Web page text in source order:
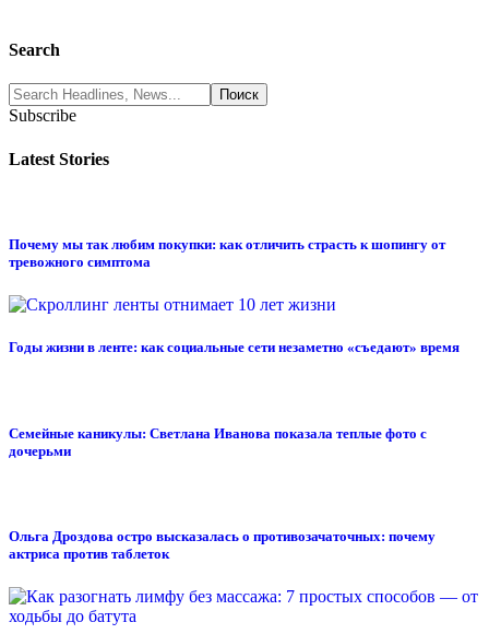
Search
Subscribe
Latest Stories
Почему мы так любим покупки: как отличить страсть к шопингу от
тревожного симптома
Годы жизни в ленте: как социальные сети незаметно «съедают» время
Семейные каникулы: Светлана Иванова показала теплые фото с
дочерьми
Ольга Дроздова остро высказалась о противозачаточных: почему
актриса против таблеток